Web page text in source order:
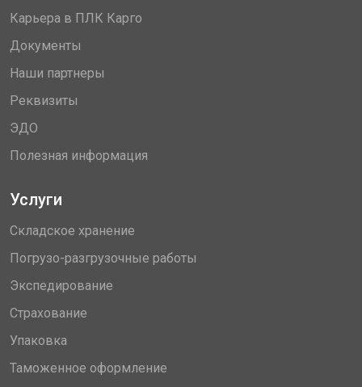
Карьера в ПЛК Карго
Документы
Наши партнеры
Реквизиты
ЭДО
Полезная информация
Услуги
Складское хранение
Погрузо-разгрузочные работы
Экспедирование
Страхование
Упаковка
Таможенное оформление